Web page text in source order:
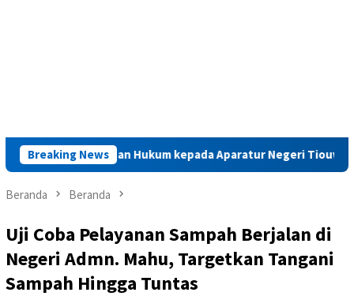
Breaking NewsHukum kepada Aparatur Negeri Tiouw
Beranda Beranda
Uji Coba Pelayanan Sampah Berjalan di
Negeri Admn. Mahu, Targetkan Tangani
Sampah Hingga Tuntas